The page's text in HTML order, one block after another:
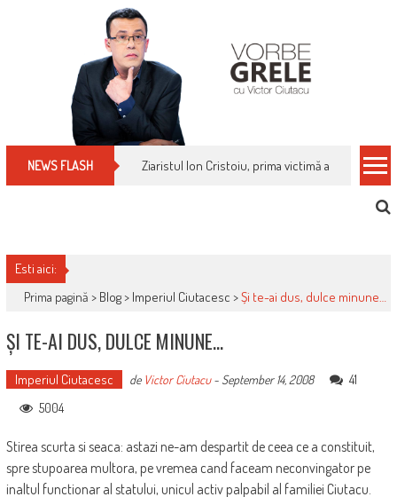
NEWS FLASH Cum îți schimbi, rapid, gratuit și eficient,
Esti aici:
Prima pagină > Blog> Imperiul Ciutacesc >Și te-ai dus, dulce minune…
ȘI TE-AI DUS, DULCE MINUNE…
Imperiul Ciutacesc de Victor Ciutacu- September 14, 2008
41
5004
Stirea scurta si seaca: astazi ne-am despartit de ceea ce a constituit,
spre stupoarea multora, pe vremea cand faceam neconvingator pe
inaltul functionar al statului, unicul activ palpabil al familiei Ciutacu.